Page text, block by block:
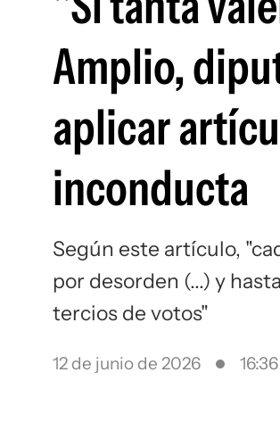
Amplio,
aplicar
inconducta
Según este artículo,
por desorden (...) y
tercios de votos"
12 de junio de 2026